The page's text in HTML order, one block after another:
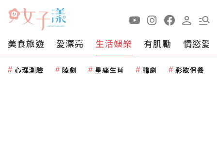
美食旅遊 愛漂亮 生活娛樂 有肌勵 情慾愛
心理測驗 陸劇 星座生肖 韓劇 彩妝保養